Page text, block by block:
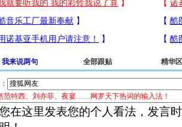
我来说两句 全部跟贴 精华区
范特西、刘亦菲、夜宴……网罗天下热词的输入法！